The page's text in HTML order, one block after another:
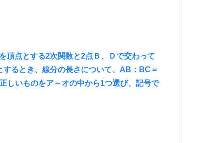
頂点とする2次関数と2点Ｂ、Ｄで交わって
るとき、線分の長さについて、AB：BC＝
しいものをア～オの中から1つ選び、記号で